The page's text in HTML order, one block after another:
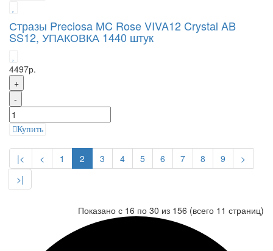
Стразы Preciosa MC Rose VIVA12 Crystal AB
SS12, УПАКОВКА 1440 штук
4497р.
+
-
Купить
|< < 1 2 3 4 5 6 7 8 9
>
>|
Показано с 16 по 30 из 156 (всего 11 страниц)